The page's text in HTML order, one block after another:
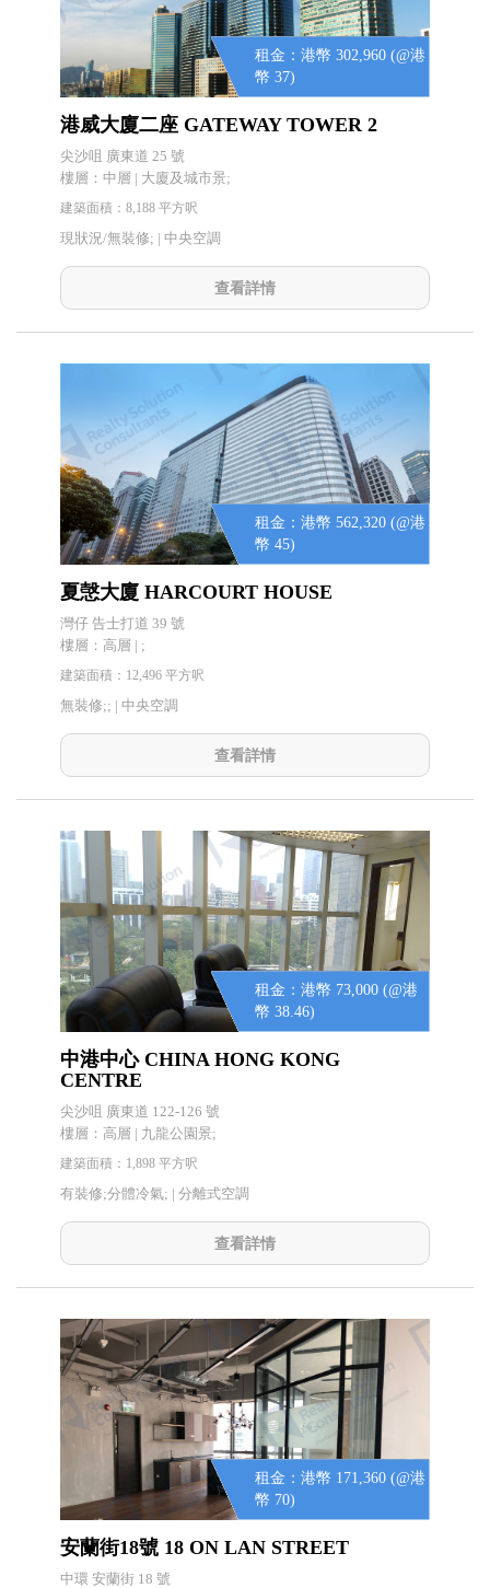
租金：港幣 302,960 (@港
幣 37)
港威大廈二座 GATEWAY TOWER 2
尖沙咀 廣東道 25 號
樓層：中層 | 大廈及城市景;
建築面積：8,188 平方呎
現狀況/無裝修; | 中央空調
查看詳情
租金：港幣 562,320 (@港
幣 45)
夏愨大廈 HARCOURT HOUSE
灣仔 告士打道 39 號
樓層：高層 | ;
建築面積：12,496 平方呎
無裝修;; | 中央空調
查看詳情
租金：港幣 73,000 (@港
幣 38.46)
中港中心 CHINA HONG KONG
CENTRE
尖沙咀 廣東道 122-126 號
樓層：高層 | 九龍公園景;
建築面積：1,898 平方呎
有裝修;分體冷氣; | 分離式空調
查看詳情
租金：港幣 171,360 (@港
幣 70)
安蘭街18號 18 ON LAN STREET
中環 安蘭街 18 號